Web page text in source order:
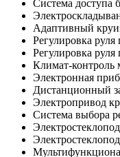
Система доступа
Адаптивный
Регулировка руля
Регулировка руля
Климат-контроль
Электронная
Дистанционный
Электропривод
Система выбора